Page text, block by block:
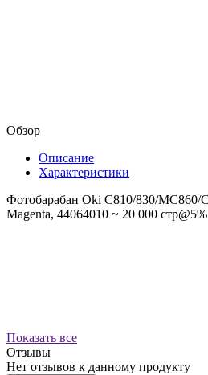
Обзор
Описание
Характеристики
Фотобарабан Oki C810/830/MC860/
Magenta, 44064010 ~ 20 000
Показать все
Отзывы
Нет отзывов к данному продукту